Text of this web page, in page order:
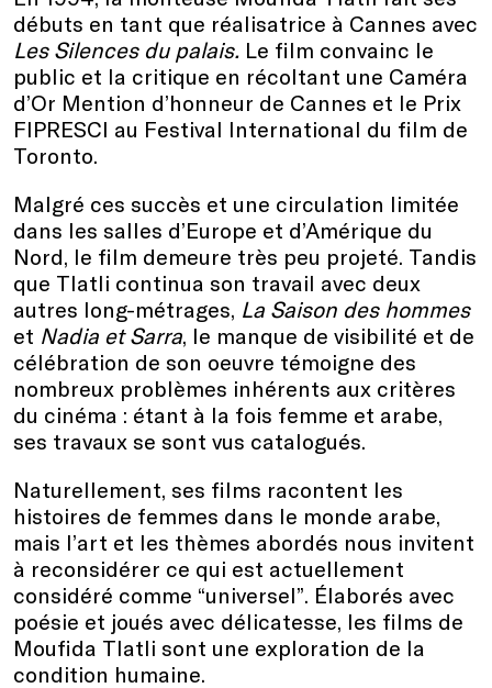
débuts en tant que réalisatrice à Cannes avec
Les Silences du palais. Le film convainc le
public et la critique en récoltant une Caméra
d’Or Mention d’honneur de Cannes et le Prix
FIPRESCI au Festival International du film de
Toronto.
Malgré ces succès et une circulation limitée
dans les salles d’Europe et d’Amérique du
Nord, le film demeure très peu projeté. Tandis
que Tlatli continua son travail avec deux
autres long-métrages, La Saison des hommes
et Nadia et Sarra, le manque de visibilité et de
célébration de son oeuvre témoigne des
nombreux problèmes inhérents aux critères
du cinéma : étant à la fois femme et arabe,
ses travaux se sont vus catalogués.
Naturellement, ses films racontent les
histoires de femmes dans le monde arabe,
mais l’art et les thèmes abordés nous invitent
à reconsidérer ce qui est actuellement
considéré comme “universel”. Élaborés avec
poésie et joués avec délicatesse, les films de
Moufida Tlatli sont une exploration de la
condition humaine.